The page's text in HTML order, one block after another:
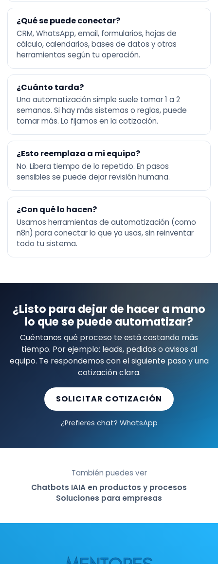
¿Qué se puede conectar?
CRM, WhatsApp, email, formularios, hojas de
cálculo, calendarios, bases de datos y otras
herramientas según tu operación.
¿Cuánto tarda?
Una automatización simple suele tomar 1 a 2
semanas. Si hay más sistemas o reglas, puede
tomar más. Lo fijamos en la cotización.
¿Esto reemplaza a mi equipo?
No. Libera tiempo de lo repetido. En pasos
sensibles se puede dejar revisión humana.
¿Con qué lo hacen?
Usamos herramientas de automatización (como
n8n) para conectar lo que ya usas, sin reinventar
todo tu sistema.
¿Listo para dejar de hacer a mano
lo que se puede automatizar?
Cuéntanos qué proceso te está costando más
tiempo. Por ejemplo: leads, pedidos o avisos al
equipo. Te respondemos con el siguiente paso y una
cotización clara.
SOLICITAR COTIZACIÓN
¿Prefieres chat? WhatsApp
También puedes ver
Chatbots IAIA en productos y procesos
Soluciones para empresas